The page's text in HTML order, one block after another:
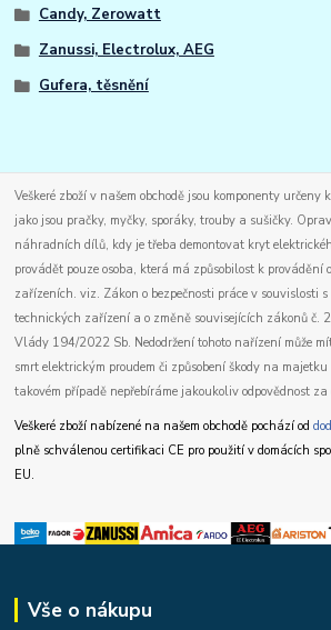
Candy, Zerowatt
Zanussi, Electrolux, AEG
Gufera, těsnění
Veškeré zboží v našem obchodě jsou komponenty určeny
jako jsou pračky, myčky, sporáky, trouby a sušičky.
náhradních dílů, kdy je třeba demontovat kryt
provádět pouze osoba, která má způsobilost k provádění
zařízeních. viz. Zákon o bezpečnosti práce v souvislosti
technických zařízení a o změně souvisejících zákonů č.
Vlády 194/2022 Sb. Nedodržení tohoto nařízení může
smrt elektrickým proudem či způsobení škody na
takovém případě nepřebíráme jakoukoliv odpovědnost
Veškeré zboží nabízené na našem obchodě pochází od
plně schválenou certifikaci CE pro použití v domácích
EU.
Vše o nákupu